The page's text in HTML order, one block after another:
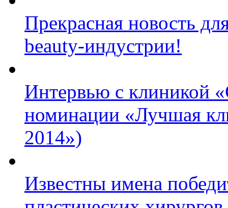
Прекрасная новость
beauty-индустрии!
Интервью с клиникой
номинации «Лучшая
2014»)
Известны имена